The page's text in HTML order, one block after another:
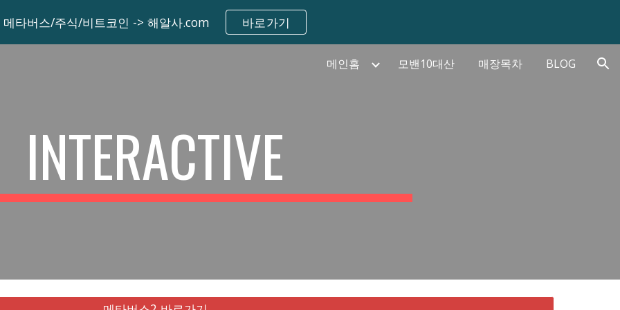
to main content Skip to navigation
메타버스/주식/비트코인 -> 해알사.com 바로가기
메인홈 모밴10대산 매장목차 BLOG
INTERACTIVE